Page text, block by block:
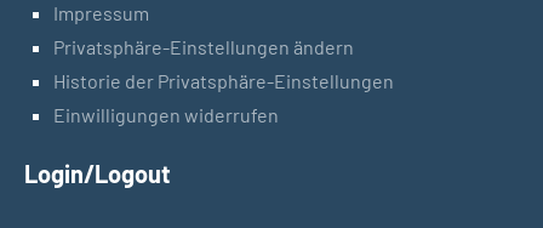
Impressum
Privatsphäre-Einstellungen ändern
Historie der Privatsphäre-Einstellungen
Einwilligungen widerrufen
Login/Logout